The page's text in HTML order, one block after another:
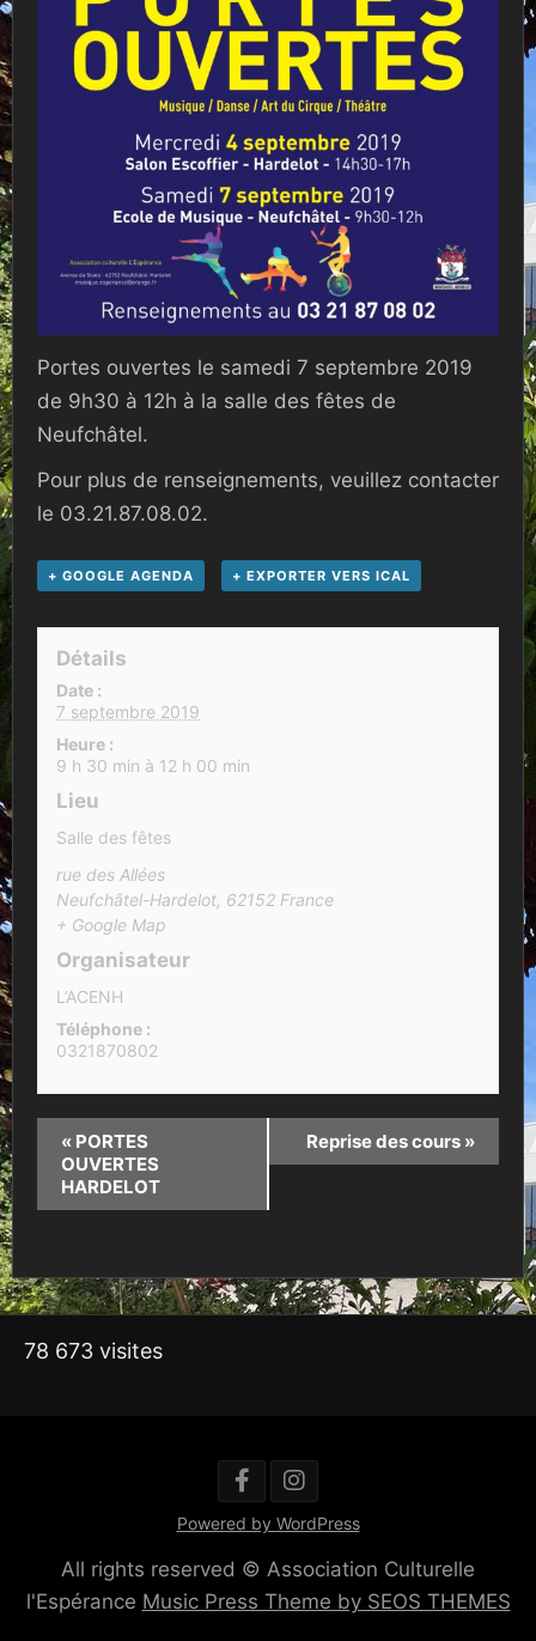
Portes ouvertes le samedi 7 septembre 2019
de 9h30 à 12h à la salle des fêtes de
Neufchâtel.
Pour plus de renseignements, veuillez contacter
le 03.21.87.08.02.
+ GOOGLE AGENDA + EXPORTER VERS ICAL
Détails
Date :
7 septembre 2019
Heure :
9 h 30 min à 12 h 00 min
Lieu
Salle des fêtes
rue des Allées
Neufchâtel-Hardelot 62152 France
+ Google Map
Organisateur
L’ACENH
Téléphone :
0321870802
« PORTES
OUVERTES
HARDELOT
Reprise des cours »
78 673 visites
Powered by WordPress
All rights reserved © Association Culturelle
l'Espérance Music Press Theme by SEOS THEMES